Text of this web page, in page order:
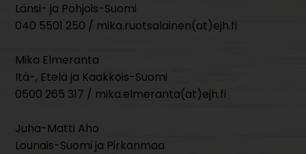
Länsi- ja Pohjois-Suomi
040 5501 250 / mika.ruotsalainen(at)ejh.fi
Mika Elmeranta
Itä-, Etelä ja Kaakkois-Suomi
0500 265 317 / mika.elmeranta(at)ejh.fi
Juha-Matti Aho
Lounais-Suomi ja Pirkanmaa